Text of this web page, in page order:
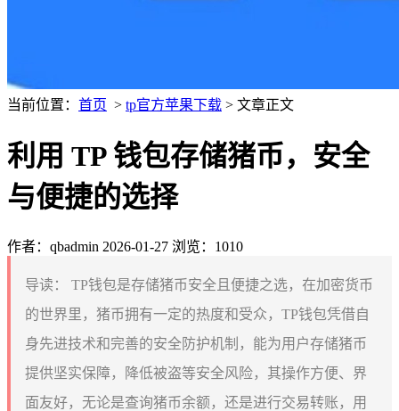
当前位置： 首页 > tp官方苹果下载 > 文章正文
利用 TP 钱包存储猪币，安全
与便捷的选择
作者：qbadmin 2026-01-27 浏览：1010
导读：
TP钱包是存储猪币安全且便捷之选，在加密货币
的世界里，猪币拥有一定的热度和受众，TP钱包凭借自
身先进技术和完善的安全防护机制，能为用户存储猪币
提供坚实保障，降低被盗等安全风险，其操作方便、界
面友好，无论是查询猪币余额，还是进行交易转账，用